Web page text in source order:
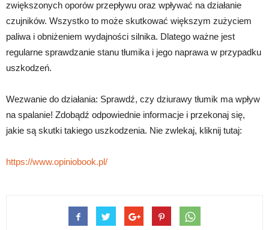
zwiększonych oporów przepływu oraz wpływać na działanie
czujników. Wszystko to może skutkować większym zużyciem
paliwa i obniżeniem wydajności silnika. Dlatego ważne jest
regularne sprawdzanie stanu tłumika i jego naprawa w przypadku
uszkodzeń.
Wezwanie do działania: Sprawdź, czy dziurawy tłumik ma wpływ
na spalanie! Zdobądź odpowiednie informacje i przekonaj się,
jakie są skutki takiego uszkodzenia. Nie zwlekaj, kliknij tutaj:
https://www.opiniobook.pl/